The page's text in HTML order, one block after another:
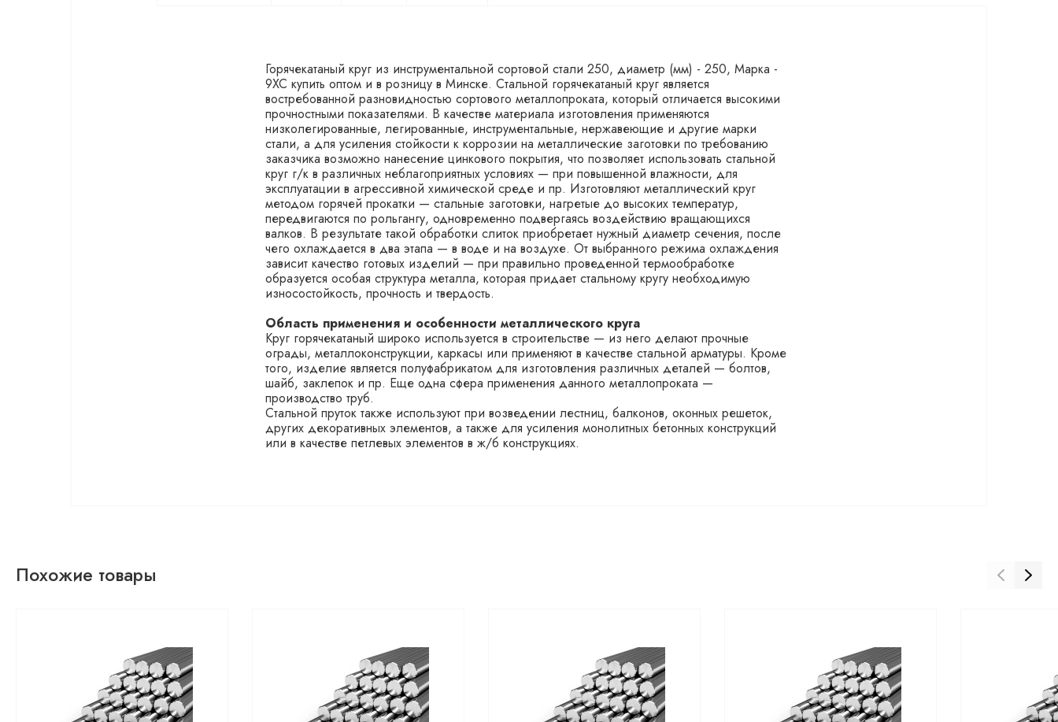
Горячекатаный круг из инструментальной сортовой стали 250, диаметр (мм) - 250, Марка -
9ХС купить оптом и в розницу в Минске. Стальной горячекатаный круг является
востребованной разновидностью сортового металлопроката, который отличается высокими
прочностными показателями. В качестве материала изготовления применяются
низколегированные, легированные, инструментальные, нержавеющие и другие марки
стали, а для усиления стойкости к коррозии на металлические заготовки по требованию
заказчика возможно нанесение цинкового покрытия, что позволяет использовать стальной
круг г/к в различных неблагоприятных условиях — при повышенной влажности, для
эксплуатации в агрессивной химической среде и пр. Изготовляют металлический круг
методом горячей прокатки — стальные заготовки, нагретые до высоких температур,
передвигаются по рольгангу, одновременно подвергаясь воздействию вращающихся
валков. В результате такой обработки слиток приобретает нужный диаметр сечения, после
чего охлаждается в два этапа — в воде и на воздухе. От выбранного режима охлаждения
зависит качество готовых изделий — при правильно проведенной термообработке
образуется особая структура металла, которая придает стальному кругу необходимую
износостойкость, прочность и твердость.
Область применения и особенности металлического круга
Круг горячекатаный широко используется в строительстве — из него делают прочные
ограды, металлоконструкции, каркасы или применяют в качестве стальной арматуры. Кроме
того, изделие является полуфабрикатом для изготовления различных деталей — болтов,
шайб, заклепок и пр. Еще одна сфера применения данного металлопроката —
производство труб.
Стальной пруток также используют при возведении лестниц, балконов, оконных решеток,
других декоративных элементов, а также для усиления монолитных бетонных конструкций
или в качестве петлевых элементов в ж/б конструкциях.
Похожие товары